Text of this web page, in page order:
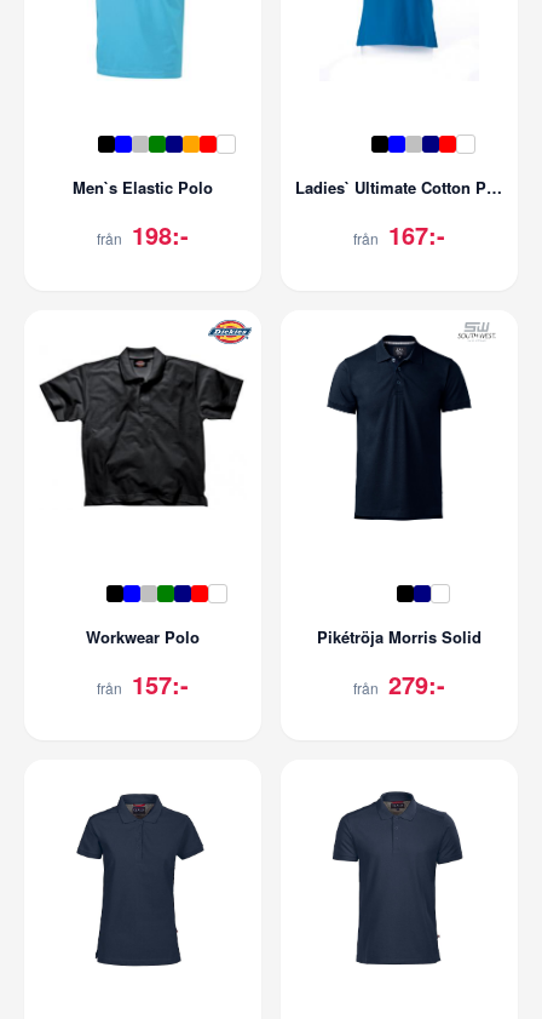
Men`s Elastic Polo
från 198:-
Ladies` Ultimate Cotton Polo
från 167:-
Workwear Polo
från 157:-
Pikétröja Morris Solid
från 279:-